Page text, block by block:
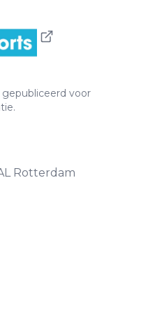
voor
Rotterdam